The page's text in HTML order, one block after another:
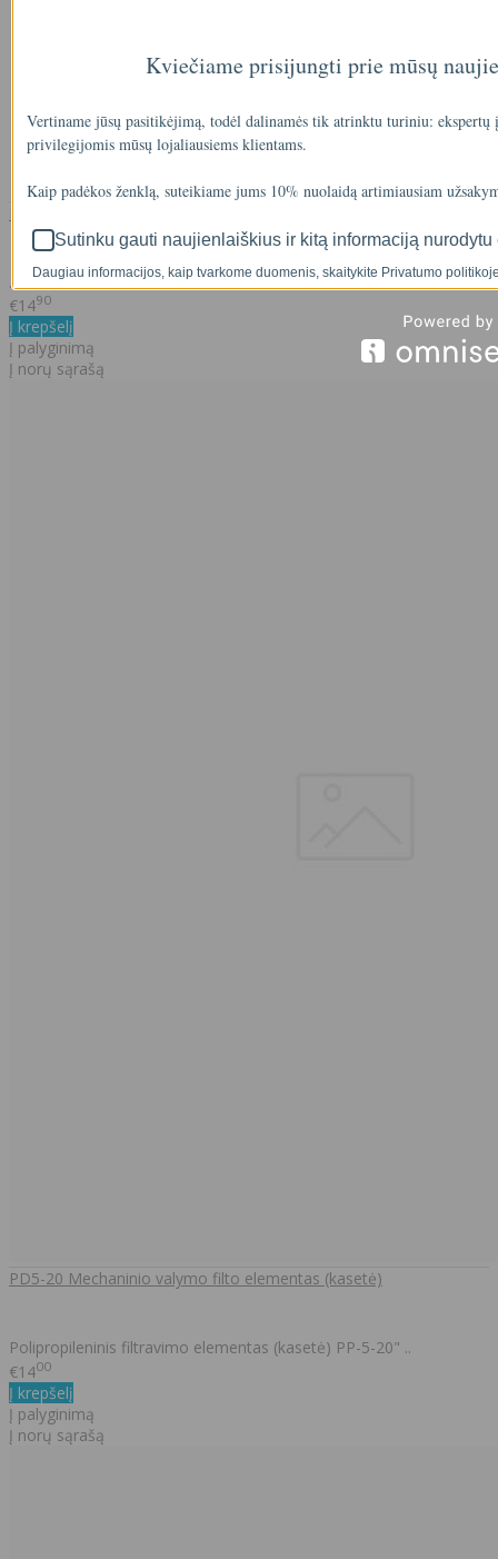
..
€1490
Į krepšelį
Į palyginimą
Į norų sąrašą
PD5-20 Mechaninio valymo filto elementas (kasetė)
Polipropileninis filtravimo elementas (kasetė) PP-5-20" ..
€1400
Į krepšelį
Į palyginimą
Į norų sąrašą
Kviečiame prisijungti prie mūsų
Vertiname jūsų pasitikėjimą, todėl dalinamės tik atrinktu turiniu:
privilegijomis mūsų lojaliausiems klientams.
Kaip padėkos ženklą, suteikiame jums 10% nuolaidą artimiausiam
Sutinku gauti naujienlaiškius ir kitą informaciją
Daugiau informacijos, kaip tvarkome duomenis, skaitykite Privatumo